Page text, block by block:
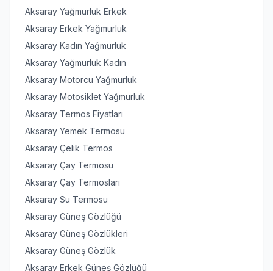
Aksaray Yağmurluk Erkek
Aksaray Erkek Yağmurluk
Aksaray Kadın Yağmurluk
Aksaray Yağmurluk Kadın
Aksaray Motorcu Yağmurluk
Aksaray Motosiklet Yağmurluk
Aksaray Termos Fiyatları
Aksaray Yemek Termosu
Aksaray Çelik Termos
Aksaray Çay Termosu
Aksaray Çay Termosları
Aksaray Su Termosu
Aksaray Güneş Gözlüğü
Aksaray Güneş Gözlükleri
Aksaray Güneş Gözlük
Aksaray Erkek Güneş Gözlüğü